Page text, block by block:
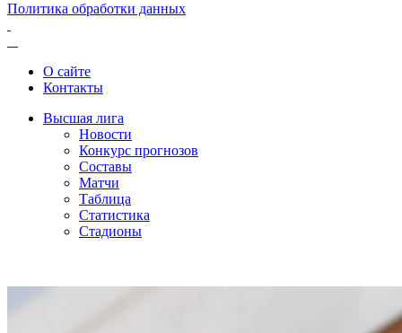
Политика обработки данных
О сайте
Контакты
Высшая лига
Новости
Конкурс прогнозов
Составы
Матчи
Таблица
Статистика
Стадионы